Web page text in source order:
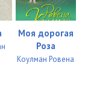
26:15
29:07
24:26
Моя дорогая
Роза
Коулман Ровена